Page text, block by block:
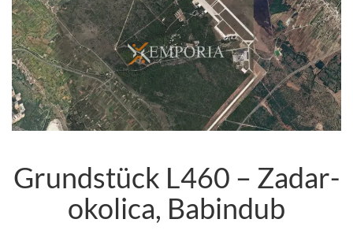
Grundstück L460 – Zadar-
okolica, Babindub